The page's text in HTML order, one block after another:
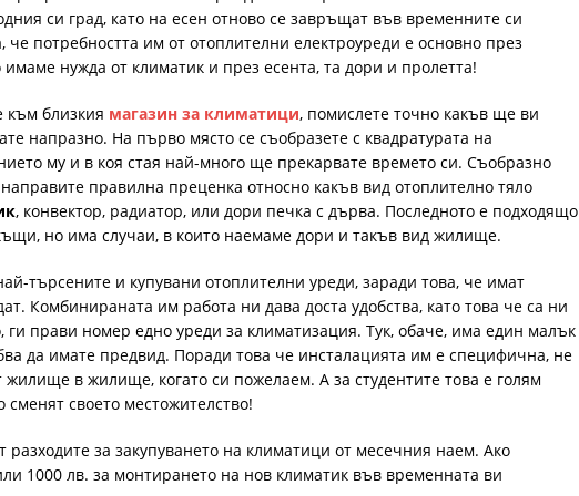
си град, като на есен отново се завръщат във временните си
че потребността им от отоплителни електроуреди е основно през
имаме нужда от климатик и през есента, та дори и пролетта!
към близкия магазин за климатици, помислете точно какъв ще ви
напразно. На първо място се съобразете с квадратурата на
му и в коя стая най-много ще прекарвате времето си. Съобразно
правилна преценка относно какъв вид отоплително тяло
, конвектор, радиатор, или дори печка с дърва. Последното е подходящо
но има случаи, в които наемаме дори и такъв вид жилище.
търсените и купувани отоплителни уреди, заради това, че имат
Комбинираната им работа ни дава доста удобства, като това че са ни
ги прави номер едно уреди за климатизация. Тук, обаче, има един малък
да имате предвид. Поради това че инсталацията им е специфична, не
в жилище, когато си пожелаем. А за студентите това е голям
сменят своето местожителство!
разходите за закупуването на климатици от месечния наем. Ако
1000 лв. за монтирането на нов климатик във временната ви